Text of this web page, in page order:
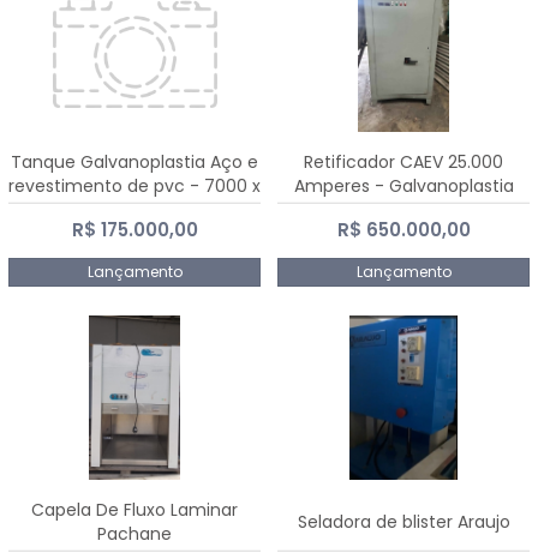
Tanque Galvanoplastia Aço e
revestimento de pvc - 7000 x
2200 mm
R$ 175.000,00
Lançamento
Retificador CAEV 25.000
Amperes - Galvanoplastia
R$ 650.000,00
Lançamento
Capela De Fluxo Laminar
Pachane
Seladora de blister Araujo